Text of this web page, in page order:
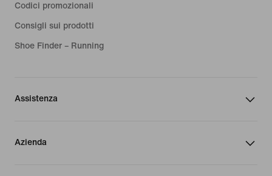
Codici promozionali
Consigli sui prodotti
Shoe Finder – Running
Assistenza
Azienda